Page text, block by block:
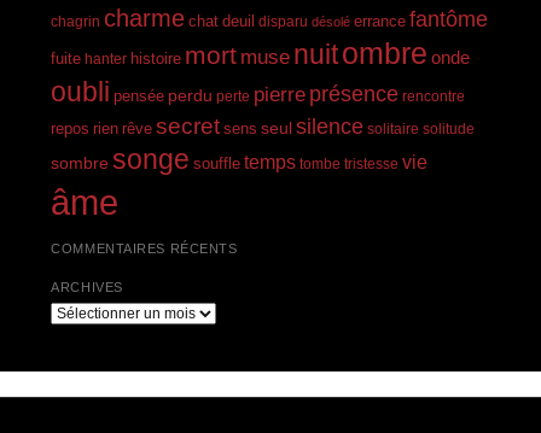
chagrin charme chat deuil disparu désolé errance fantôme
fuite hanter histoire mort muse nuitombre onde
oubli pensée perdu perte pierre présence rencontre
repos rien rêve secret sens seul silence solitaire solitude
sombre songe souffle temps tombe tristesse vie
âme
COMMENTAIRES RÉCENTS
ARCHIVES
Archives